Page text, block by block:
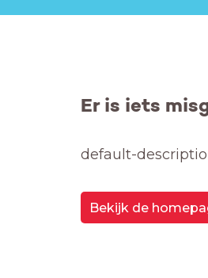
Er is iets
default-
Bekijk de